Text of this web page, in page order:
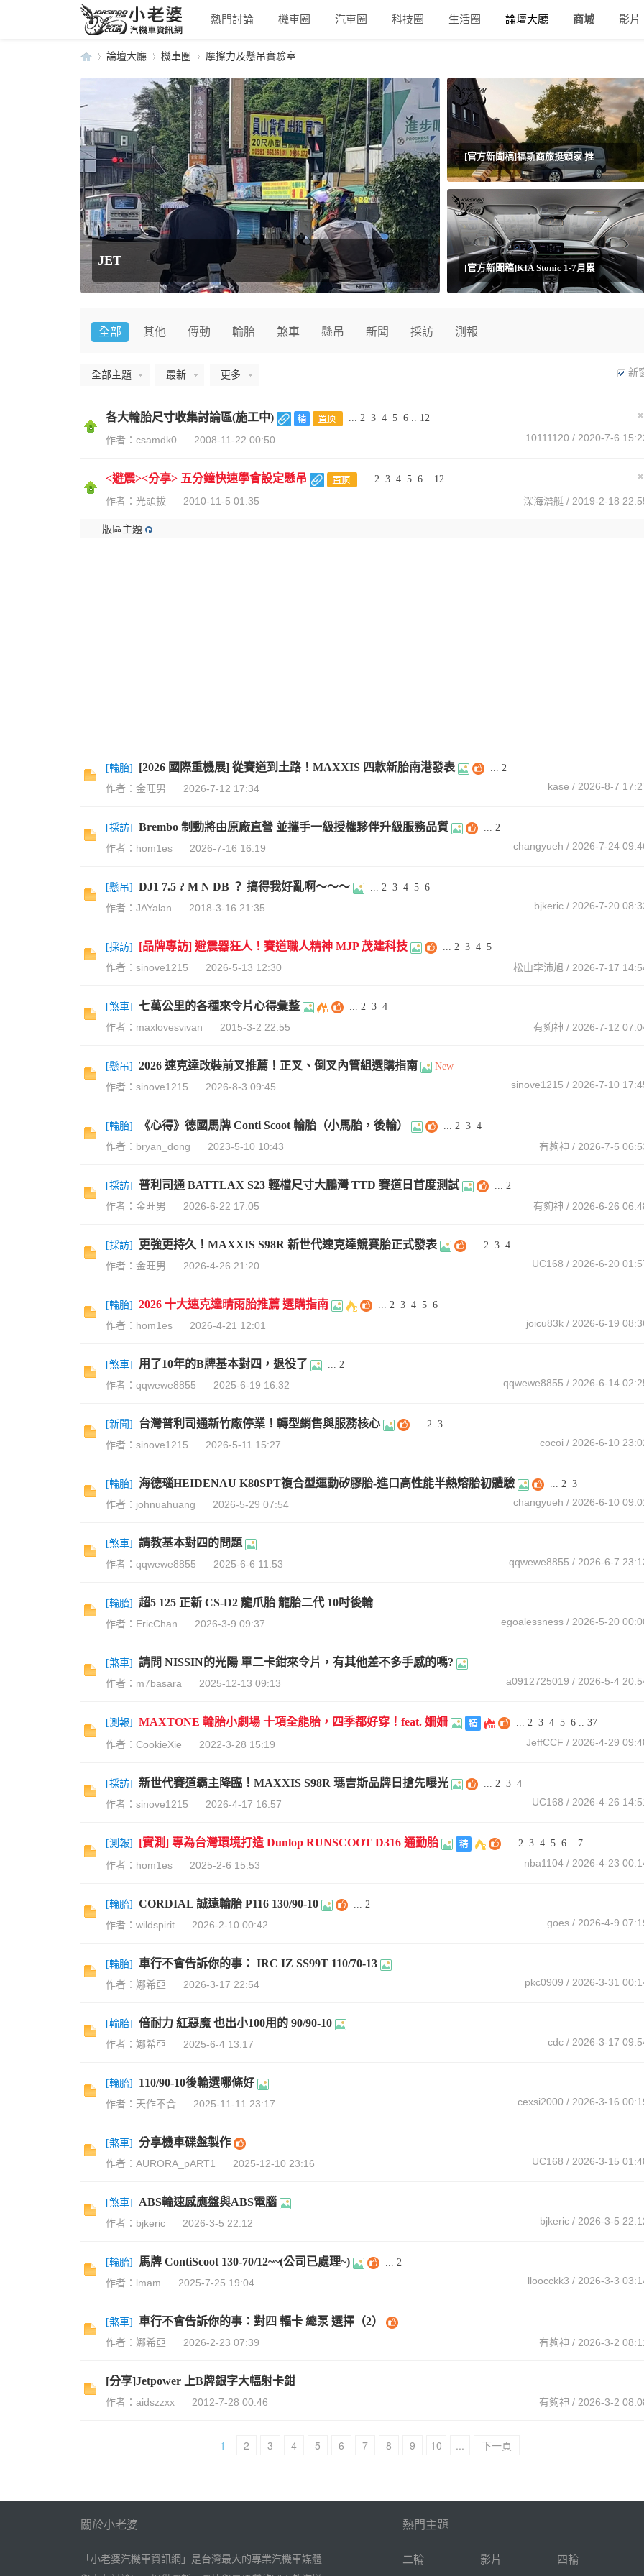
熱門討論 機車圈 汽車圈 科技圈 生活圈 論壇大廳 商城 影片
小
老
車
»
論壇大廳
›
機車圈
›
摩擦力及懸吊實驗室
JET
[官方新聞稿]福斯商旅挺頭家 推
[官方新聞稿]KIA Stonic 1-7月累
全部 其他 傳動 輪胎 煞車 懸吊 新聞 採訪 測報
全部主題 最新 更多 新
各大輪胎尺寸收集討論區(施工中) ... 2 3 4 5 6 .. 12
作者：csamdk0 2008-11-22 00:50 10111120 / 2020-7-6
<避震><分享> 五分鐘快速學會設定懸吊 ... 2 3 4 5 6 .. 12
作者：光頭拔 2010-11-5 01:35 深海潛艇 / 2019-2-18
版區主題
[輪胎] [2026 國際重機展] 從賽道到土路！MAXXIS 四款新胎南港發表 ... 2
作者：金旺男 2026-7-12 17:34 kase / 2026-8-7
[採訪] Brembo 制動將由原廠直營 並攜手一級授權夥伴升級服務品質 ... 2
作者：hom1es 2026-7-16 16:19 changyueh / 2026-7-24
[懸吊] DJ1 7.5 ? M N DB ？ 搞得我好亂啊～～～ ... 2 3 4 5 6
作者：JAYalan 2018-3-16 21:35 bjkeric / 2026-7-20
[採訪] [品牌專訪] 避震器狂人！賽道職人精神 MJP 茂建科技 ... 2 3 4 5
作者：sinove1215 2026-5-13 12:30 松山李沛旭 / 2026-7-17
[煞車] 七萬公里的各種來令片心得彙整 ... 2 3 4
作者：maxlovesvivan 2015-3-2 22:55 有夠神 / 2026-7-12
[懸吊] 2026 速克達改裝前叉推薦！正叉、倒叉內管組選購指南 New
作者：sinove1215 2026-8-3 09:45 sinove1215 / 2026-7-10
[輪胎] 《心得》德國馬牌 Conti Scoot 輪胎（小馬胎，後輪） ... 2 3 4
作者：bryan_dong 2023-5-10 10:43 有夠神 / 2026-7-5
[採訪] 普利司通 BATTLAX S23 輕檔尺寸大鵬灣 TTD 賽道日首度測試 ... 2
作者：金旺男 2026-6-22 17:05 有夠神 / 2026-6-26
[採訪] 更強更持久！MAXXIS S98R 新世代速克達競賽胎正式發表 ... 2 3 4
作者：金旺男 2026-4-26 21:20 UC168 / 2026-6-20
[輪胎] 2026 十大速克達晴雨胎推薦 選購指南 ... 2 3 4 5 6
作者：hom1es 2026-4-21 12:01 joicu83k / 2026-6-19
[煞車] 用了10年的B牌基本對四，退役了 ... 2
作者：qqwewe8855 2025-6-19 16:32 qqwewe8855 / 2026-6-14
[新聞] 台灣普利司通新竹廠停業！轉型銷售與服務核心 ... 2 3
作者：sinove1215 2026-5-11 15:27 cocoi / 2026-6-10
[輪胎] 海德瑙HEIDENAU K80SPT複合型運動矽膠胎-進口高性能半熱熔胎初體驗 ... 2 3
作者：johnuahuang 2026-5-29 07:54 changyueh / 2026-6-10
[煞車] 請教基本對四的問題
作者：qqwewe8855 2025-6-6 11:53 qqwewe8855 / 2026-6-7
[輪胎] 超5 125 正新 CS-D2 龍爪胎 龍胎二代 10吋後輪
作者：EricChan 2026-3-9 09:37 egoalessness / 2026-5-20
[煞車] 請問 NISSIN的光陽 單二卡鉗來令片，有其他差不多手感的嗎?
作者：m7basara 2025-12-13 09:13 a0912725019 / 2026-5-4
[測報] MAXTONE 輪胎小劇場 十項全能胎，四季都好穿！feat. 姍姍 ... 2 3 4 5 6 .. 37
作者：CookieXie 2022-3-28 15:19 JeffCCF / 2026-4-29
[採訪] 新世代賽道霸主降臨！MAXXIS S98R 瑪吉斯品牌日搶先曝光 ... 2 3 4
作者：sinove1215 2026-4-17 16:57 UC168 / 2026-4-26
[測報] [實測] 專為台灣環境打造 Dunlop RUNSCOOT D316 通勤胎 ... 2 3 4 5 6 .. 7
作者：hom1es 2025-2-6 15:53 nba1104 / 2026-4-23
[輪胎] CORDIAL 誠遠輪胎 P116 130/90-10 ... 2
作者：wildspirit 2026-2-10 00:42 goes / 2026-4-9
[輪胎] 車行不會告訴你的事： IRC IZ SS99T 110/70-13
作者：娜希亞 2026-3-17 22:54 pkc0909 / 2026-3-31
[輪胎] 倍耐力 紅惡魔 也出小100用的 90/90-10
作者：娜希亞 2025-6-4 13:17 cdc / 2026-3-17
[輪胎] 110/90-10後輪選哪條好
作者：天作不合 2025-11-11 23:17 cexsi2000 / 2026-3-16
[煞車] 分享機車碟盤製作
作者：AURORA_pART1 2025-12-10 23:16 UC168 / 2026-3-15
[煞車] ABS輪速感應盤與ABS電腦
作者：bjkeric 2026-3-5 22:12 bjkeric / 2026-3-5
[輪胎] 馬牌 ContiScoot 130-70/12~~(公司已處理~) ... 2
作者：lmam 2025-7-25 19:04 lloocckk3 / 2026-3-3
[煞車] 車行不會告訴你的事：對四 輻卡 總泵 選擇（2）
作者：娜希亞 2026-2-23 07:39 有夠神 / 2026-3-2
[分享]Jetpower 上B牌銀字大幅射卡鉗
作者：aidszzxx 2012-7-28 00:46 有夠神 / 2026-3-2
1 2 3 4 5 6 7 8 9 10
...
下一頁
關於小老婆
「小老婆汽機車資訊網」是台灣最大的專業汽機車媒體
熱門主題
二輪 影片 四輪